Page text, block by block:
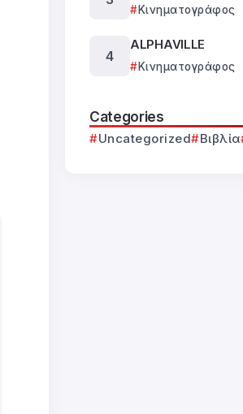
Κινηματογράφος
ALPHAVILLE
Κινηματογράφος
Categories
Uncategorized Βιβλία